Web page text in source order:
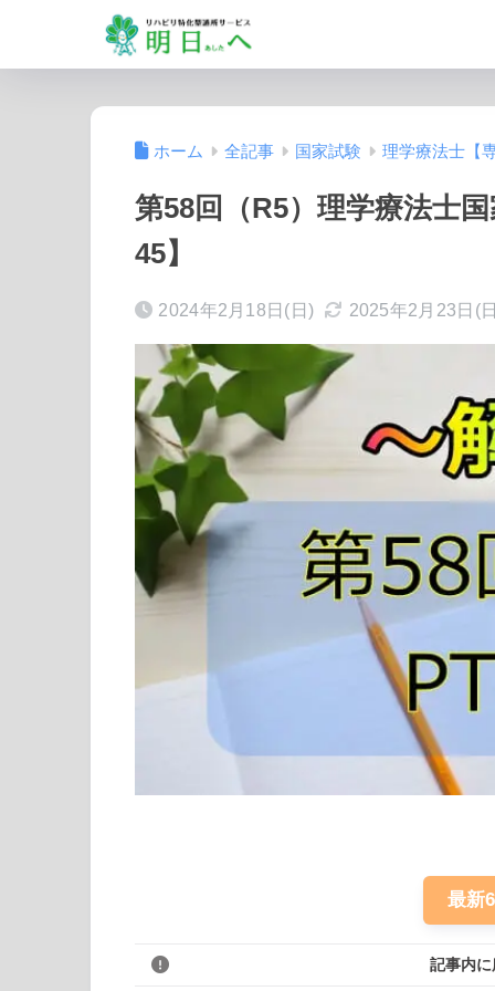
ホーム 全記事 国家試験 理学療法士【
第58回（R5）理学療法士
45】
2024年2月18日(日) 2025年2月23日(
最新
記事内